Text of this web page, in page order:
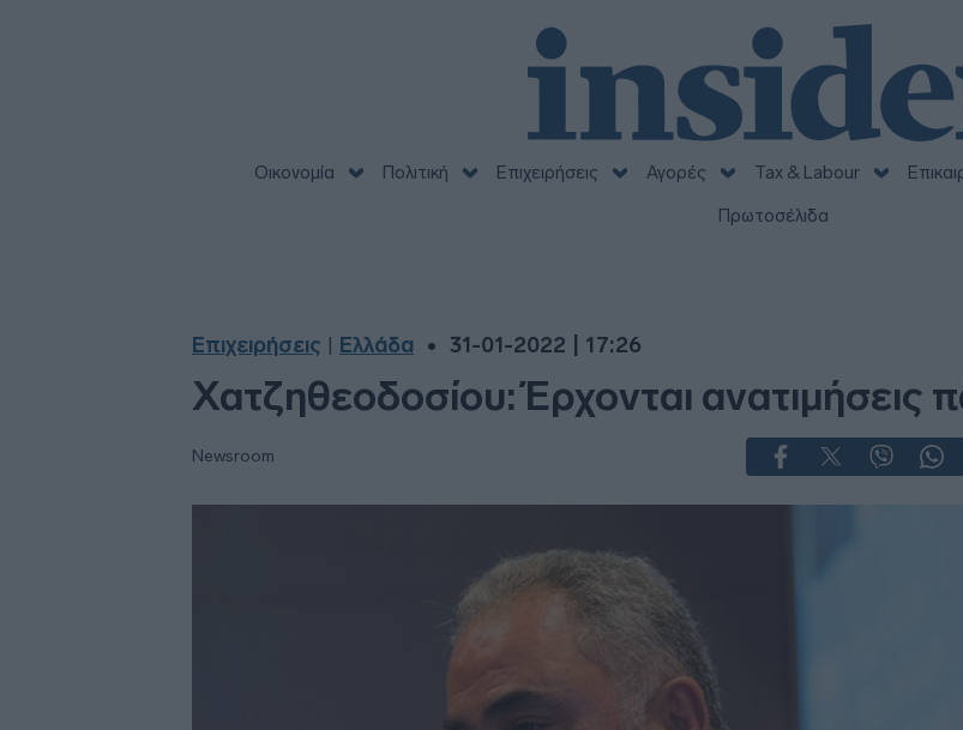
Οικονομία Πολιτική Επιχειρήσεις Αγορές Tax & Labour
Πρωτοσέλιδα
Επιχειρήσεις Ελλάδα 31-01-2022 | 17:26
Χατζηθεοδοσίου: Έρχονται ανατιμήσεις
Newsroom